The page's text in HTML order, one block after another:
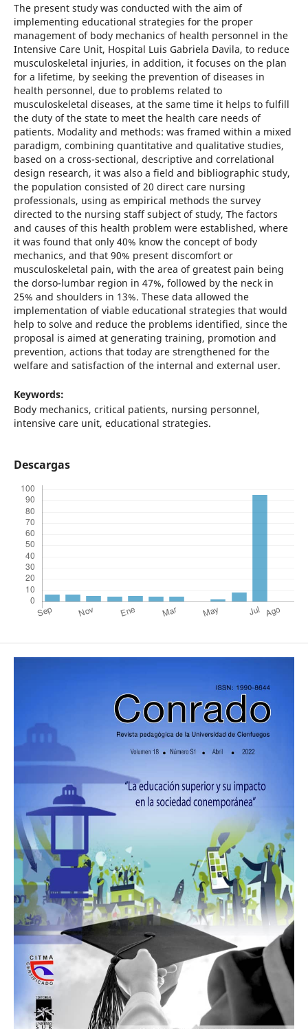
The present study was conducted with the aim of
implementing educational strategies for the proper
management of body mechanics of health personnel in the
Intensive Care Unit, Hospital Luis Gabriela Davila, to reduce
musculoskeletal injuries, in addition, it focuses on the plan
for a lifetime, by seeking the prevention of diseases in
health personnel, due to problems related to
musculoskeletal diseases, at the same time it helps to fulfill
the duty of the state to meet the health care needs of
patients. Modality and methods: was framed within a mixed
paradigm, combining quantitative and qualitative studies,
based on a cross-sectional, descriptive and correlational
design research, it was also a field and bibliographic study,
the population consisted of 20 direct care nursing
professionals, using as empirical methods the survey
directed to the nursing staff subject of study, The factors
and causes of this health problem were established, where
it was found that only 40% know the concept of body
mechanics, and that 90% present discomfort or
musculoskeletal pain, with the area of greatest pain being
the dorso-lumbar region in 47%, followed by the neck in
25% and shoulders in 13%. These data allowed the
implementation of viable educational strategies that would
help to solve and reduce the problems identified, since the
proposal is aimed at generating training, promotion and
prevention, actions that today are strengthened for the
welfare and satisfaction of the internal and external user.
Keywords:
Body mechanics, critical patients, nursing personnel,
intensive care unit, educational strategies.
Descargas